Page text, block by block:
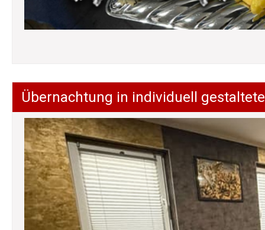
Übernachtung in individuell